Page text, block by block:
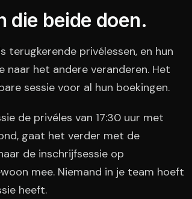
die beide doen.
terugkerende privélessen, en hun
naar het andere veranderen. Het
sessie voor al hun boekingen.
de privéles van 17:30 uur met
gaat het verder met de
de inschrijfsessie op
mee. Niemand in je team hoeft
heeft.